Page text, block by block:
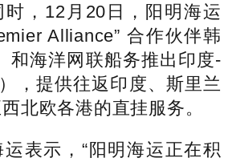
12月20日，阳明海运
Alliance” 合作伙伴韩
和海洋网联船务推出印度-
，提供往返印度、斯里兰
北欧各港的直挂服务。
示，“阳明海运正在积